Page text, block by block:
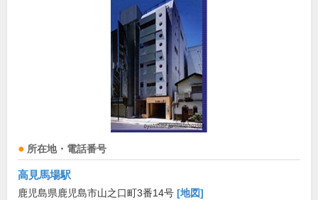
所在地・電話番号
高見馬場駅
鹿児島県鹿児島市山之口町3番14号 [地図]